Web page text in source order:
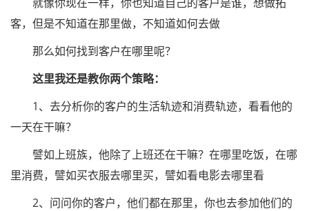
客，但是不知道在那里做，不知道如何去做
那么如何找到客户在哪里呢？
这里我还是教你两个策略：
1、去分析你的客户的生活轨迹和消费轨迹，看看他的
一天在干嘛？
譬如上班族，他除了上班还在干嘛？在哪里吃饭，在哪
里消费，譬如买衣服去哪里买，譬如看电影去哪里看
2、问问你的客户，他们都在那里，你也去参加他们的